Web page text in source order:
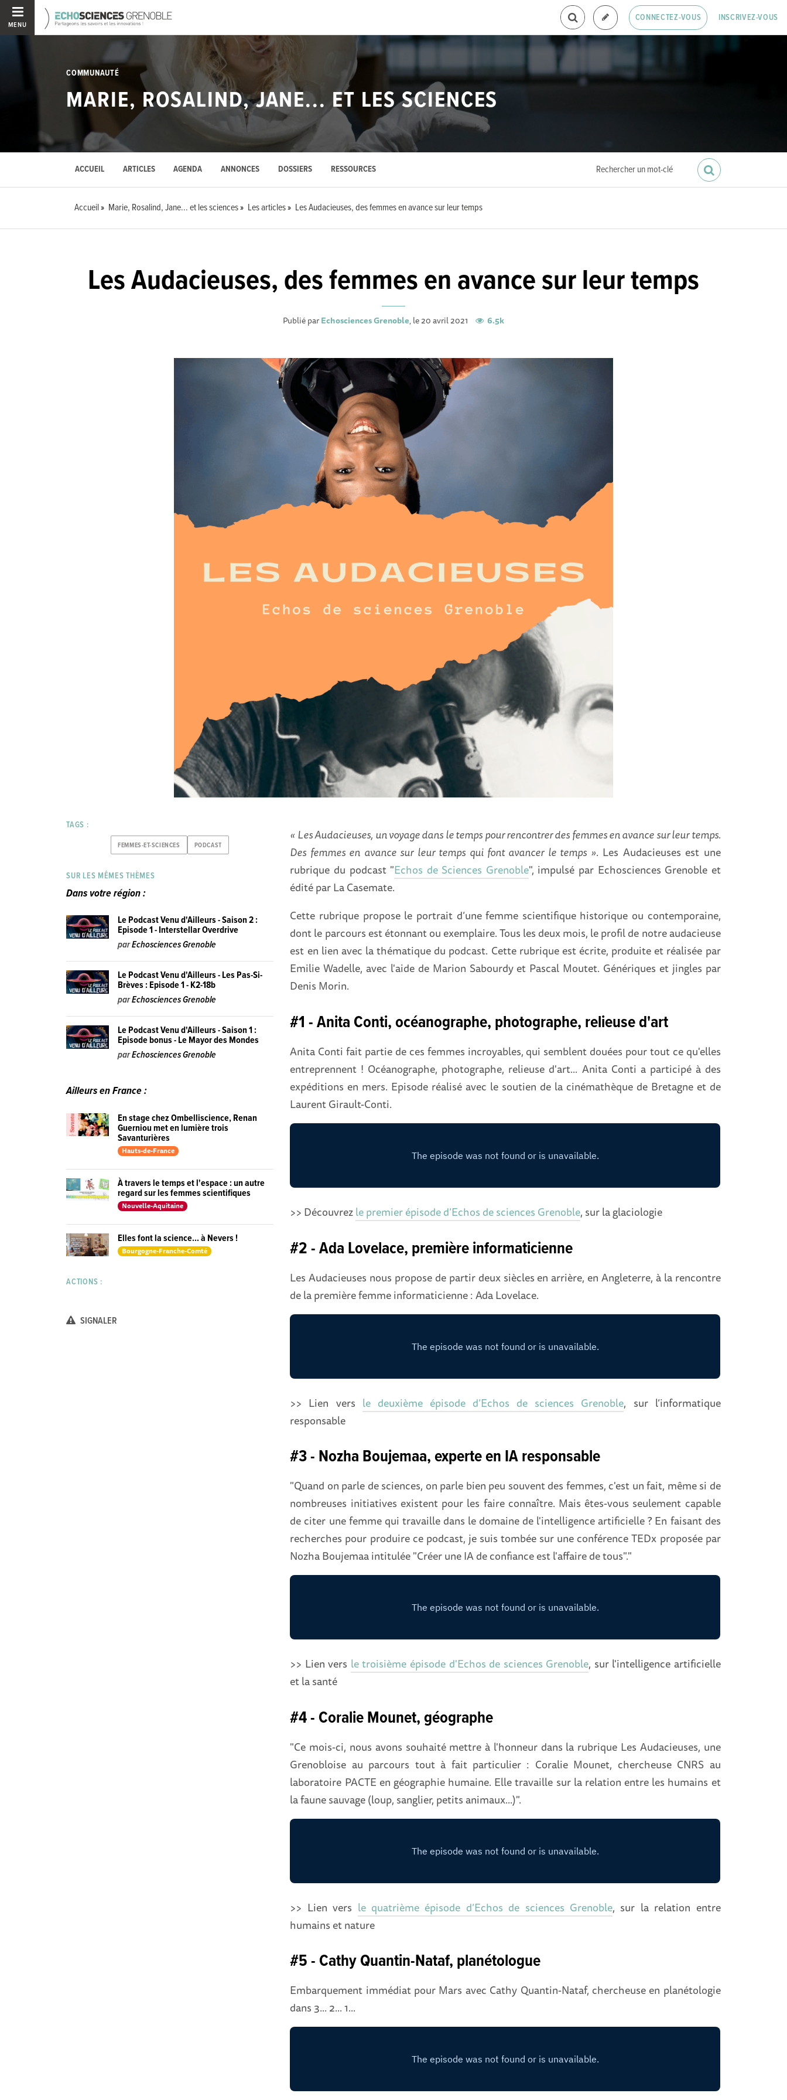
MENU
CONNECTEZ-VOUS INSCRIVEZ-VOUS
COMMUNAUTÉ
MARIE, ROSALIND, JANE... ET LES SCIENCES
ACCUEIL ARTICLES AGENDA ANNONCES DOSSIERS RESSOURCES
Accueil Marie, Rosalind, Jane... et les sciences Les articles Les Audacieuses, des femmes en avance sur leur temps
Les Audacieuses, des femmes en avance sur leur temps
Publié parEchosciences Grenoble, le 20 avril 2021 6.5k
« Les Audacieuses, un voyage dans le temps pour rencontrer des femmes en avance sur leur temps.
Des femmes en avance sur leur temps qui font avancer le temps ». Les Audacieuses est une
rubrique du podcast "Echos de Sciences Grenoble", impulsé par Echosciences Grenoble et
édité par La Casemate.
Cette rubrique propose le portrait d’une femme scientifique historique ou contemporaine,
dont le parcours est étonnant ou exemplaire. Tous les deux mois, le profil de notre audacieuse
est en lien avec la thématique du podcast. Cette rubrique est écrite, produite et réalisée par
Emilie Wadelle, avec l'aide de Marion Sabourdy et Pascal Moutet. Génériques et jingles par
Denis Morin.
#1 - Anita Conti, océanographe, photographe, relieuse d'art
Anita Conti fait partie de ces femmes incroyables, qui semblent douées pour tout ce qu'elles
entreprennent ! Océanographe, photographe, relieuse d'art... Anita Conti a participé à des
expéditions en mers. Episode réalisé avec le soutien de la cinémathèque de Bretagne et de
Laurent Girault-Conti.
>> Découvrezle premier épisode d’Echos de sciences Grenoble, sur la glaciologie
#2 - Ada Lovelace, première informaticienne
Les Audacieuses nous propose de partir deux siècles en arrière, en Angleterre, à la rencontre
de la première femme informaticienne : Ada Lovelace.
>> Lien vers le deuxième épisode d’Echos de sciences Grenoble, sur l’informatique
responsable
#3 - Nozha Boujemaa, experte en IA responsable
"Quand on parle de sciences, on parle bien peu souvent des femmes, c'est un fait, même si de
nombreuses initiatives existent pour les faire connaître. Mais êtes-vous seulement capable
de citer une femme qui travaille dans le domaine de l'intelligence artificielle ? En faisant des
recherches pour produire ce podcast, je suis tombée sur une conférence TEDx proposée par
Nozha Boujemaa intitulée "Créer une IA de confiance est l'affaire de tous"."
>> Lien vers le troisième épisode d'Echos de sciences Grenoble, sur l'intelligence artificielle
et la santé
#4 - Coralie Mounet, géographe
"Ce mois-ci, nous avons souhaité mettre à l'honneur dans la rubrique Les Audacieuses, une
Grenobloise au parcours tout à fait particulier : Coralie Mounet, chercheuse CNRS au
laboratoire PACTE en géographie humaine. Elle travaille sur la relation entre les humains et
la faune sauvage (loup, sanglier, petits animaux...)".
>> Lien vers le quatrième épisode d’Echos de sciences Grenoble, sur la relation entre
humains et nature
#5 - Cathy Quantin-Nataf, planétologue
Embarquement immédiat pour Mars avec Cathy Quantin-Nataf, chercheuse en planétologie
dans 3... 2... 1...
TAGS :
FEMMES-ET-SCIENCES PODCAST
SUR LES MÊMES THÈMES
Dans votre région :
Le Podcast Venu d'Ailleurs - Saison 2 :
Episode 1 - Interstellar Overdrive
parEchosciences Grenoble
Le Podcast Venu d'Ailleurs - Les Pas-Si-
Brèves : Episode 1 - K2-18b
parEchosciences Grenoble
Le Podcast Venu d'Ailleurs - Saison 1 :
Episode bonus - Le Mayor des Mondes
parEchosciences Grenoble
Ailleurs en France :
En stage chez Ombelliscience, Renan
Guerniou met en lumière trois
Savanturières
Hauts-de-France
À travers le temps et l'espace : un autre
regard sur les femmes scientifiques
Nouvelle-Aquitaine
Elles font la science... à Nevers !
Bourgogne-Franche-Comté
ACTIONS :
SIGNALER